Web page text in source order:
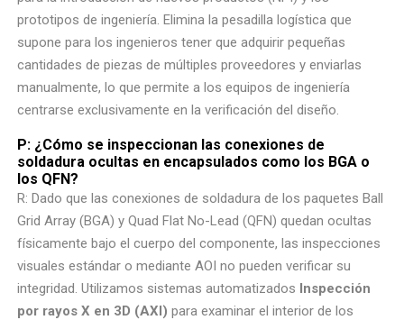
prototipos de ingeniería. Elimina la pesadilla logística que
supone para los ingenieros tener que adquirir pequeñas
cantidades de piezas de múltiples proveedores y enviarlas
manualmente, lo que permite a los equipos de ingeniería
centrarse exclusivamente en la verificación del diseño.
P: ¿Cómo se inspeccionan las conexiones de
soldadura ocultas en encapsulados como los BGA o
los QFN?
R: Dado que las conexiones de soldadura de los paquetes Ball
Grid Array (BGA) y Quad Flat No-Lead (QFN) quedan ocultas
físicamente bajo el cuerpo del componente, las inspecciones
visuales estándar o mediante AOI no pueden verificar su
integridad. Utilizamos sistemas automatizados Inspección
por rayos X en 3D (AXI) para examinar el interior de los